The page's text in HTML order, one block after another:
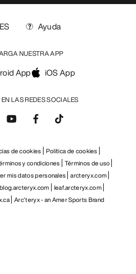
LAS REDES SOCIALES
ES Ayuda
NUESTRA APP
App iOS App
de cookies Política de cookies
y condiciones Términos de uso
mis datos personales arcteryx.com
blog.arcteryx.com leaf.arcteryx.com
Arc'teryx - an Amer Sports Brand